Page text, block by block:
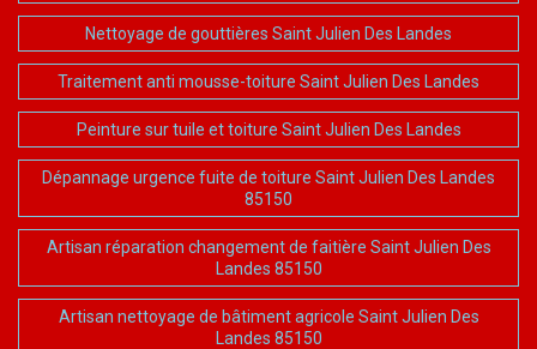
Nettoyage de gouttières Saint Julien Des Landes
Traitement anti mousse-toiture Saint Julien Des Landes
Peinture sur tuile et toiture Saint Julien Des Landes
Dépannage urgence fuite de toiture Saint Julien Des Landes
85150
Artisan réparation changement de faitière Saint Julien Des
Landes 85150
Artisan nettoyage de bâtiment agricole Saint Julien Des
Landes 85150